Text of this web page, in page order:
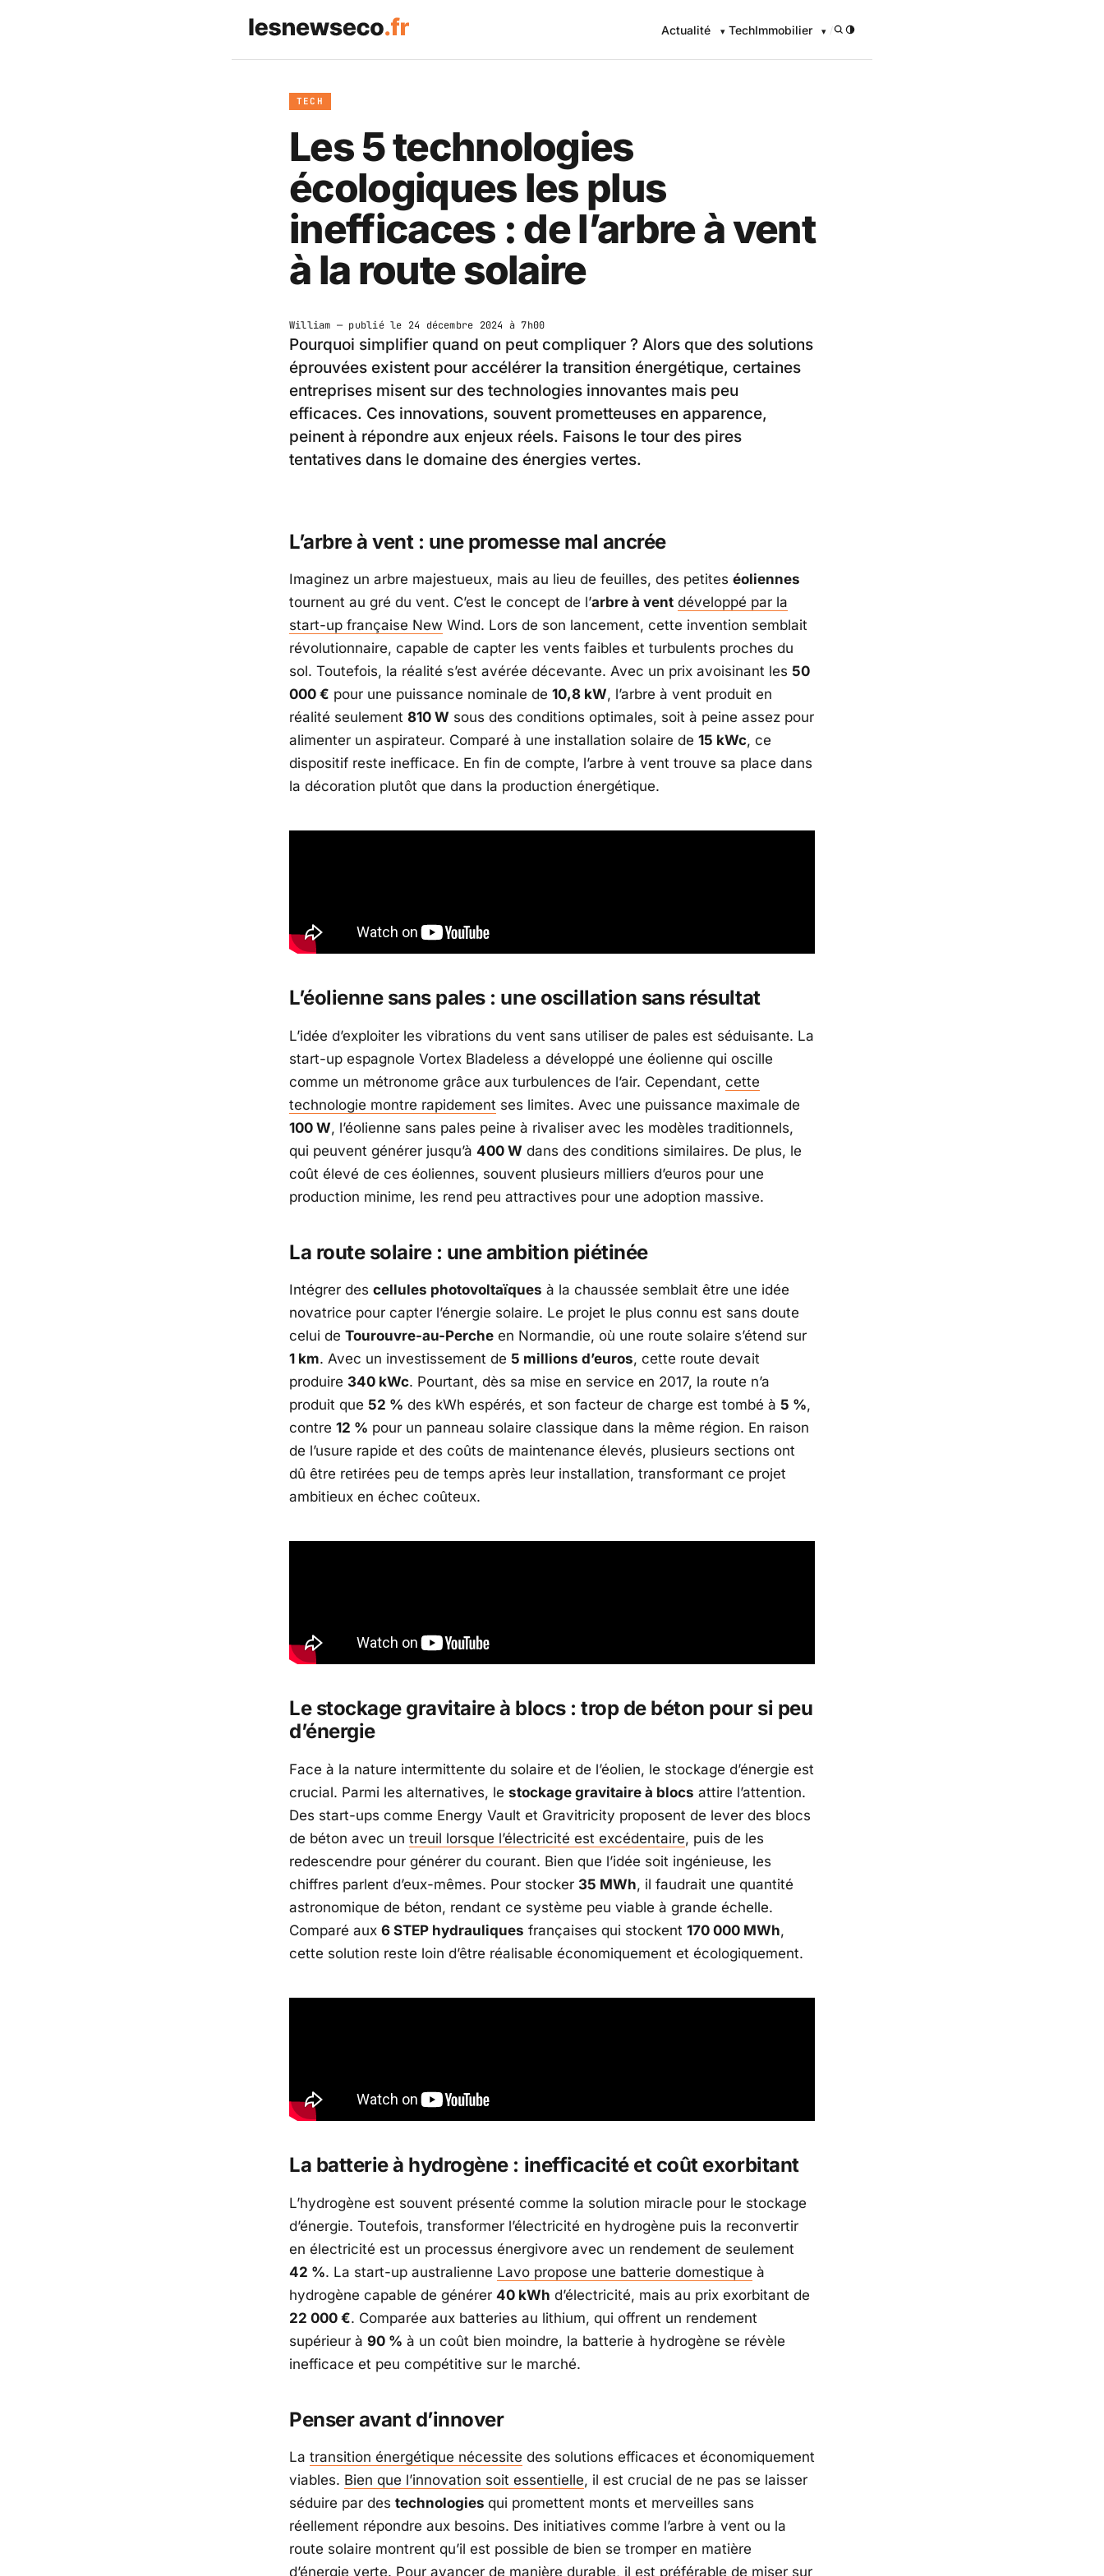
Actualité TechImmobilier /
TECH
Les 5 technologies
écologiques les plus
inefficaces : de l’arbre à vent
à la route solaire
William — publié le 24 décembre 2024 à 7h00
Pourquoi simplifier quand on peut compliquer ? Alors que des solutions
éprouvées existent pour accélérer la transition énergétique, certaines
entreprises misent sur des technologies innovantes mais peu
efficaces. Ces innovations, souvent prometteuses en apparence,
peinent à répondre aux enjeux réels. Faisons le tour des pires
tentatives dans le domaine des énergies vertes.
L’arbre à vent : une promesse mal ancrée
Imaginez un arbre majestueux, mais au lieu de feuilles, des petites éoliennes
tournent au gré du vent. C’est le concept de l’arbre à vent développé par la
start-up française New Wind. Lors de son lancement, cette invention semblait
révolutionnaire, capable de capter les vents faibles et turbulents proches du
sol. Toutefois, la réalité s’est avérée décevante. Avec un prix avoisinant les 50
000 € pour une puissance nominale de 10,8 kW, l’arbre à vent produit en
réalité seulement 810 W sous des conditions optimales, soit à peine assez pour
alimenter un aspirateur. Comparé à une installation solaire de 15 kWc, ce
dispositif reste inefficace. En fin de compte, l’arbre à vent trouve sa place dans
la décoration plutôt que dans la production énergétique.
L’éolienne sans pales : une oscillation sans résultat
L’idée d’exploiter les vibrations du vent sans utiliser de pales est séduisante. La
start-up espagnole Vortex Bladeless a développé une éolienne qui oscille
comme un métronome grâce aux turbulences de l’air. Cependant, cette
technologie montre rapidement ses limites. Avec une puissance maximale de
100 W, l’éolienne sans pales peine à rivaliser avec les modèles traditionnels,
qui peuvent générer jusqu’à 400 W dans des conditions similaires. De plus, le
coût élevé de ces éoliennes, souvent plusieurs milliers d’euros pour une
production minime, les rend peu attractives pour une adoption massive.
La route solaire : une ambition piétinée
Intégrer des cellules photovoltaïques à la chaussée semblait être une idée
novatrice pour capter l’énergie solaire. Le projet le plus connu est sans doute
celui de Tourouvre-au-Perche en Normandie, où une route solaire s’étend sur
1 km. Avec un investissement de 5 millions d’euros, cette route devait
produire 340 kWc. Pourtant, dès sa mise en service en 2017, la route n’a
produit que 52 % des kWh espérés, et son facteur de charge est tombé à 5 %,
contre 12 % pour un panneau solaire classique dans la même région. En raison
de l’usure rapide et des coûts de maintenance élevés, plusieurs sections ont
dû être retirées peu de temps après leur installation, transformant ce projet
ambitieux en échec coûteux.
Le stockage gravitaire à blocs : trop de béton pour si peu
d’énergie
Face à la nature intermittente du solaire et de l’éolien, le stockage d’énergie est
crucial. Parmi les alternatives, le stockage gravitaire à blocs attire l’attention.
Des start-ups comme Energy Vault et Gravitricity proposent de lever des blocs
de béton avec un treuil lorsque l’électricité est excédentaire, puis de les
redescendre pour générer du courant. Bien que l’idée soit ingénieuse, les
chiffres parlent d’eux-mêmes. Pour stocker 35 MWh, il faudrait une quantité
astronomique de béton, rendant ce système peu viable à grande échelle.
Comparé aux 6 STEP hydrauliques françaises qui stockent 170 000 MWh,
cette solution reste loin d’être réalisable économiquement et écologiquement.
La batterie à hydrogène : inefficacité et coût exorbitant
L’hydrogène est souvent présenté comme la solution miracle pour le stockage
d’énergie. Toutefois, transformer l’électricité en hydrogène puis la reconvertir
en électricité est un processus énergivore avec un rendement de seulement
42 %. La start-up australienne Lavo propose une batterie domestique à
hydrogène capable de générer 40 kWh d’électricité, mais au prix exorbitant de
22 000 €. Comparée aux batteries au lithium, qui offrent un rendement
supérieur à 90 % à un coût bien moindre, la batterie à hydrogène se révèle
inefficace et peu compétitive sur le marché.
Penser avant d’innover
La transition énergétique nécessite des solutions efficaces et économiquement
viables. Bien que l’innovation soit essentielle, il est crucial de ne pas se laisser
séduire par des technologies qui promettent monts et merveilles sans
réellement répondre aux besoins. Des initiatives comme l’arbre à vent ou la
route solaire montrent qu’il est possible de bien se tromper en matière
d’énergie verte. Pour avancer de manière durable, il est préférable de miser sur